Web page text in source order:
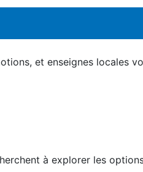
et enseignes locales
à explorer les